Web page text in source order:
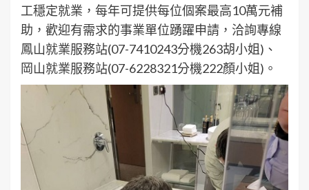
工穩定就業，每年可提供每位個案最高10萬元補
助，歡迎有需求的事業單位踴躍申請，洽詢專線
鳳山就業服務站(07-7410243分機263胡小姐)、
岡山就業服務站(07-6228321分機222顏小姐)。